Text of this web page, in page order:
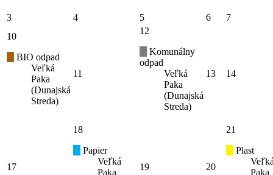
3 4 5 6
7
10
BIO odpad
Veľká
Paka
(Dunajská
Streda)
11
12
Komunálny
odpad
Veľká
Paka
(Dunajská
Streda)
13 14
17
18
Papier
Veľká
Paka
19 20
21
Plast
Paka